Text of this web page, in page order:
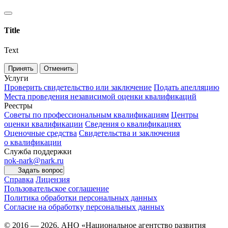
Title
Text
Принять Отменить
Услуги
Проверить свидетельство или заключение Подать апелляцию
Места проведения независимой оценки квалификаций
Реестры
Советы по профессиональным квалификациям Центры
оценки квалификации Сведения о квалификациях
Оценочные средства Свидетельства и заключения
о квалификации
Служба поддержки
nok-nark@nark.ru
Задать вопрос
Справка Лицензия
Пользовательское соглашение
Политика обработки персональных данных
Согласие на обработку персональных данных
© 2016 — 2026, АНО «Национальное агентство развития